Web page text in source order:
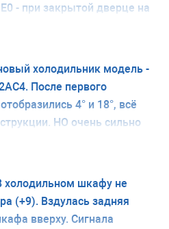
- при закрытой дверце на
на дверце
"кнопок" на этой панели
есть не дает сменить
изменить
заморозку. на кнопки
какая то комбинация
? компрессор слышно
вентилятор также
пытались оставить его
холодильник модель -
После первого
4° и 18°, всё
НО очень сильно
холодильника,
Так должно быть?
холодильном шкафу не
(+9). Вздулась задняя
вверху. Сигнала